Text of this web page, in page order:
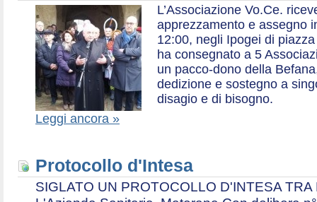
L’Associazione Vo.Ce.
apprezzamento e assegno
12:00, negli Ipogei di
ha consegnato a 5
un pacco-dono della
dedizione e sostegno a
disagio e di bisogno.
Leggi ancora »
Protocollo d'Intesa
SIGLATO UN PROTOCOLLO D'INTESA